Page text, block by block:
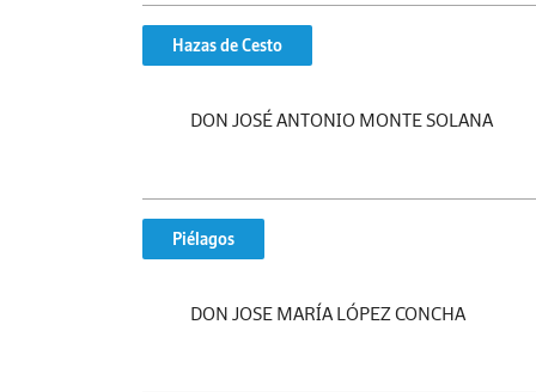
Hazas de Cesto
DON JOSÉ ANTONIO MONTE SOLANA
Piélagos
DON JOSE MARÍA LÓPEZ CONCHA